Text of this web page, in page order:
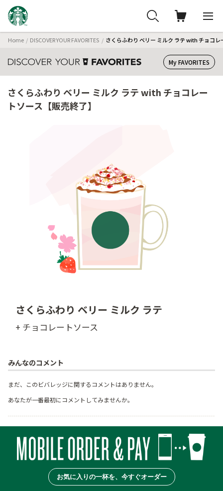
Home DISCOVER YOUR FAVORITES さくらふわり ベリー ミルク ラテ with チョコ
My FAVORITES
さくらふわり ベリー ミルク ラテ with チョコレー
トソース【販売終了】
さくらふわり ベリー ミルク ラテ
+ チョコレートソース
みんなのコメント
まだ、このビバレッジに関するコメントはありません。
あなたが一番最初にコメントしてみませんか。
お気に入りの一杯を、今すぐオーダー